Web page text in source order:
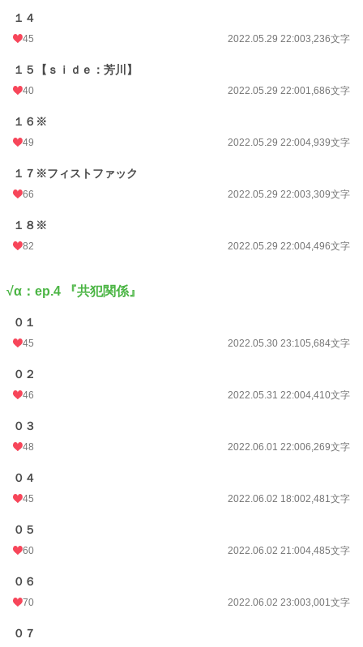
１４
45 2022.05.29 22:003,236文字
１５【ｓｉｄｅ：芳川】
40 2022.05.29 22:001,686文字
１６※
49 2022.05.29 22:004,939文字
１７※フィストファック
66 2022.05.29 22:003,309文字
１８※
82 2022.05.29 22:004,496文字
√α：ep.4 『共犯関係』
０１
45 2022.05.30 23:105,684文字
０２
46 2022.05.31 22:004,410文字
０３
48 2022.06.01 22:006,269文字
０４
45 2022.06.02 18:002,481文字
０５
60 2022.06.02 21:004,485文字
０６
70 2022.06.02 23:003,001文字
０７